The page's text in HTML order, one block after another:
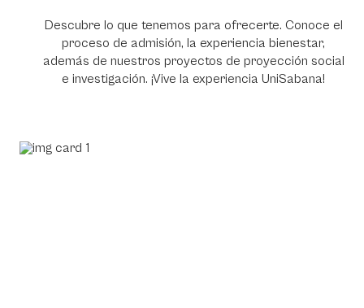
Descubre lo que tenemos para ofrecerte. Conoce el
proceso de admisión, la experiencia bienestar,
además de nuestros proyectos de proyección social
e investigación. ¡Vive la experiencia UniSabana!